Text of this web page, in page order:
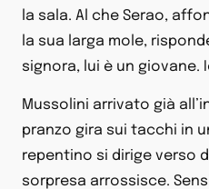
la sala. Al che Serao,
la sua larga mole,
signora, lui è un giovane.
Mussolini arrivato già
pranzo gira sui tacchi in
repentino si dirige verso
sorpresa arrossisce.